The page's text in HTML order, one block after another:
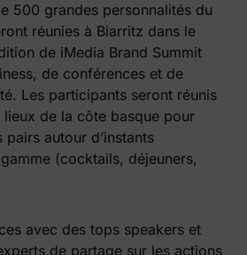
500 grandes personnalités du
réunies à Biarritz dans le
de iMedia Brand Summit
de conférences et de
Les participants seront réunis
lieux de la côte basque pour
autour d’instants
(cocktails, déjeuners,
avec des tops speakers et
de partage sur les actions